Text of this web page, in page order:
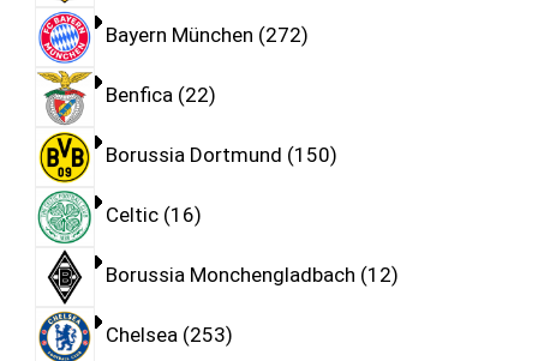
Bayern München 272
Benfica 22
Borussia Dortmund 150
Celtic 16
Borussia Monchengladbach 12
Chelsea 253